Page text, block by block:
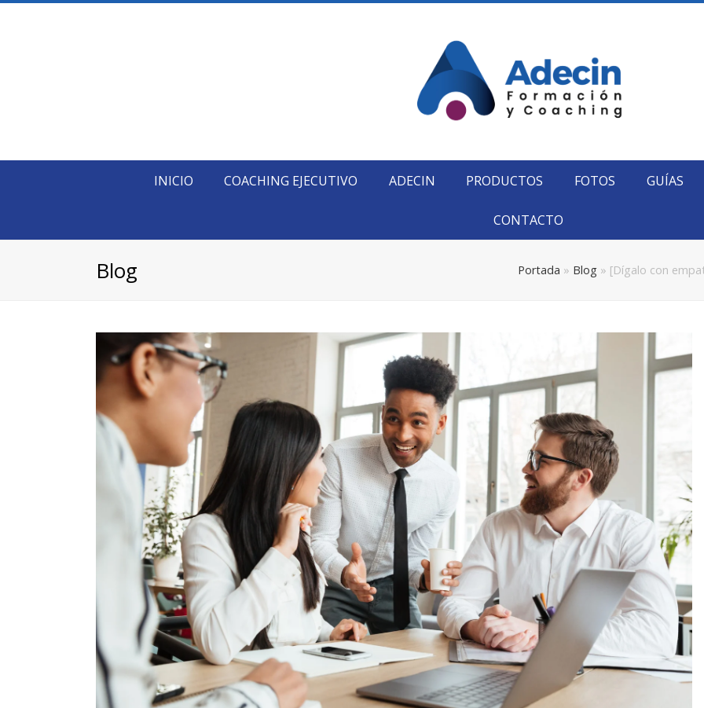
INICIO COACHING EJECUTIVO ADECIN PRODUCTOS FOTOS GUÍAS
CONTACTO
Blog Portada » Blog » [Dígalo con